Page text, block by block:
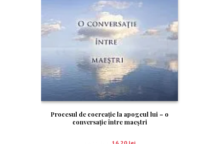
Procesul de cocreaţie la apogeul lui – o
conversaţie între maeştri